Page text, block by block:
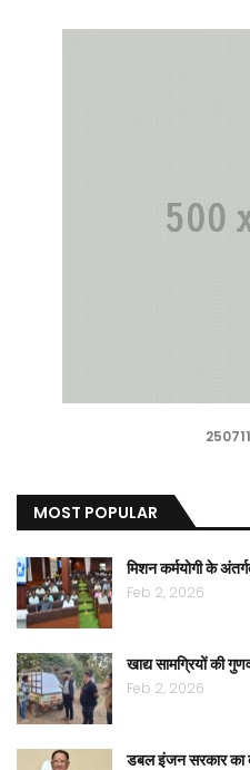
MOST POPULAR
मिशन कर्मयोगी के
Feb 2, 2026
खाद्य सामग्रियों की
Feb 2, 2026
डबल इंजन सरकार का